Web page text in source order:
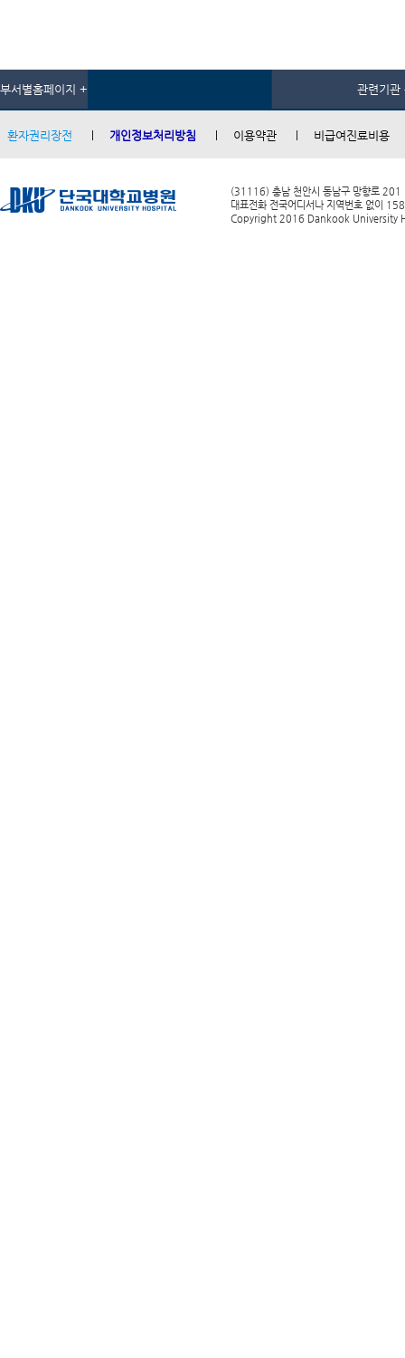
부서별홈페이지 + 관련기관
환자권리장전 개인정보처리방침 이용약관 비급여진료비용
(31116) 충남 천안시 동남구 망향로 201
대표전화 전국어디서나 지역번호 없이
Copyright 2016 Dankook University